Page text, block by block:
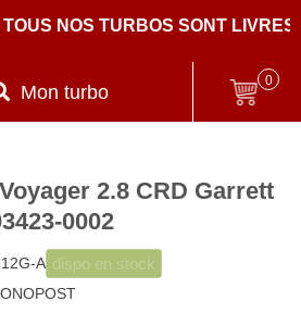
NOS TURBOS SONT LIVRES
Mon turbo
0
2.8 CRD Garrett
0002
A dispo en stock